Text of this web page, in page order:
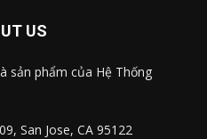
US
sản phẩm của Hệ Thống
San Jose, CA 95122